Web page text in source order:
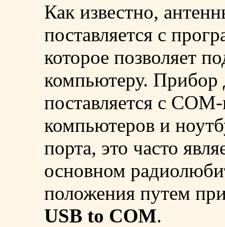
Как известно,
поставляется с
которое позволяет
компьютеру. Прибор
поставляется с
компьютеров и
порта, это часто
основном
положения путем
USB to COM.